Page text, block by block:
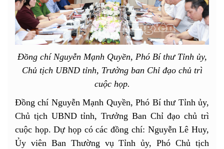
Đồng chí Nguyễn Mạnh Quyền, Phó Bí thư Tỉnh ủy,
Chủ tịch UBND tỉnh, Trưởng ban Chỉ đạo chủ trì
cuộc họp.
Đồng chí Nguyễn Mạnh Quyền, Phó Bí thư Tỉnh ủy,
Chủ tịch UBND tỉnh, Trưởng Ban Chỉ đạo chủ trì
cuộc họp. Dự họp có các đồng chí: Nguyễn Lê Huy,
Ủy viên Ban Thường vụ Tỉnh ủy, Phó Chủ tịch